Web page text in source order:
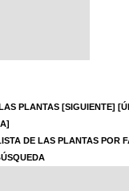
PLANTAS [SIGUIENTE]
DE LAS PLANTAS POR